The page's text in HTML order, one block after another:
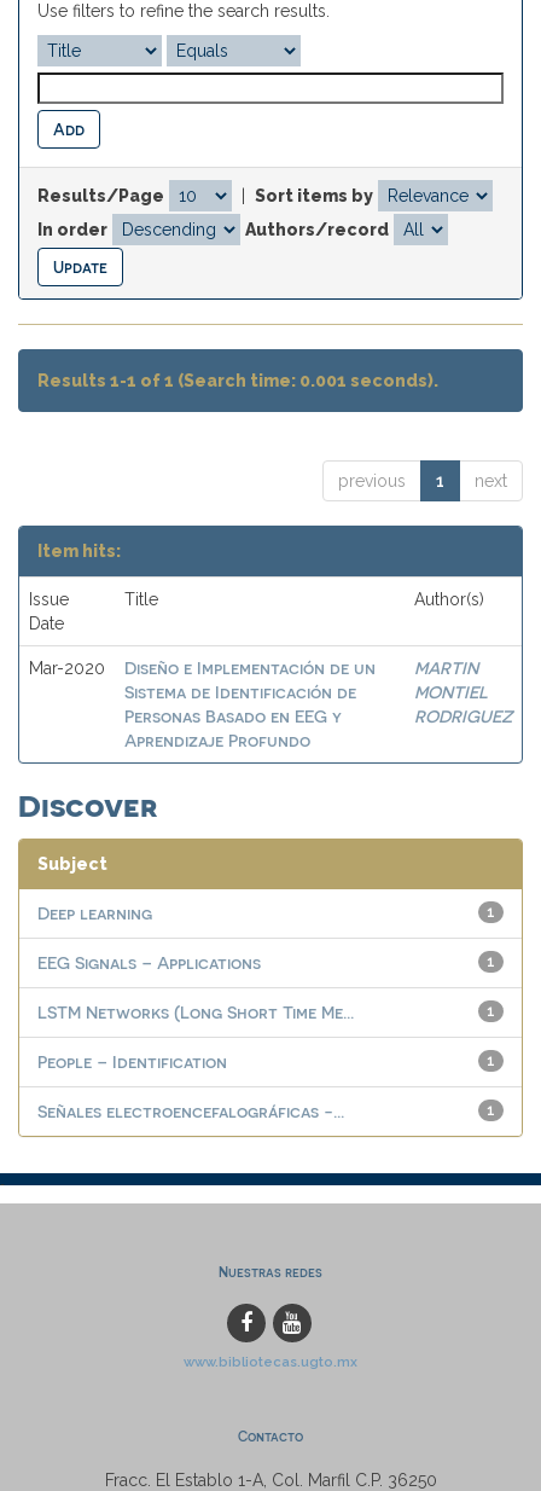
Use filters to refine the search results.
Results/Page
Sort items by
In order
Authors/record
Results 1-1 of 1 (Search time: 0.001 seconds).
previous 1 next
Item hits:
Issue
Date
Title Author(s)
Mar-2020
Diseño e Implementación de un
Sistema de Identificación de
Personas Basado en EEG y
Aprendizaje Profundo
MARTIN
MONTIEL
RODRIGUEZ
Discover
Subject
1
Deep learning
1
EEG Signals – Applications
1
LSTM Networks (Long Short Time Me...
1
People – Identification
1
Señales electroencefalográficas -...
Nuestras redes
www.bibliotecas.ugto.mx
Contacto
Fracc. El Establo 1-A, Col. Marfil C.P. 36250